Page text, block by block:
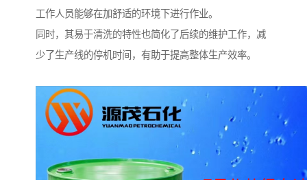
工作人员能够在加舒适的环境下进行作业。
同时，其易于清洗的特性也简化了后续的维护工作，减
少了生产线的停机时间，有助于提高整体生产效率。